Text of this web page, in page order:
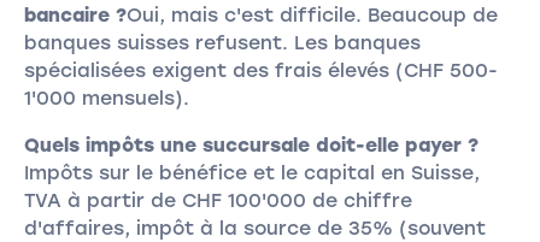
bancaire ?Oui, mais c'est difficile. Beaucoup de
banques suisses refusent. Les banques
spécialisées exigent des frais élevés (CHF 500-
1'000 mensuels).
Quels impôts une succursale doit-elle payer ?
Impôts sur le bénéfice et le capital en Suisse,
TVA à partir de CHF 100'000 de chiffre
d'affaires, impôt à la source de 35% (souvent